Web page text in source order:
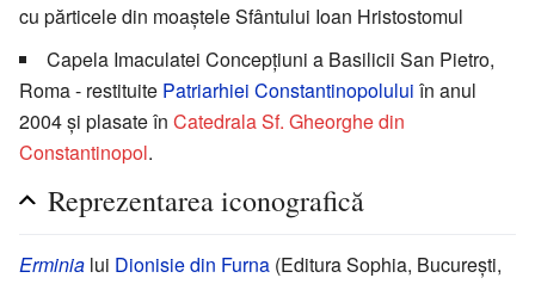
cu părticele din moaștele Sfântului Ioan Hristostomul
Capela Imaculatei Concepțiuni a Basilicii San Pietro,
Roma - restituite Patriarhiei Constantinopolului în anul
2004 și plasate în Catedrala Sf. Gheorghe din
Constantinopol.
Reprezentarea iconografică
Erminia lui Dionisie din Furna (Editura Sophia, București,